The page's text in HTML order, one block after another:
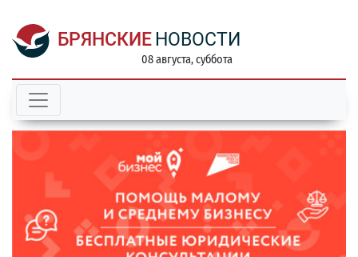
БРЯНСКИЕ НОВОСТИ
08 августа, суббота